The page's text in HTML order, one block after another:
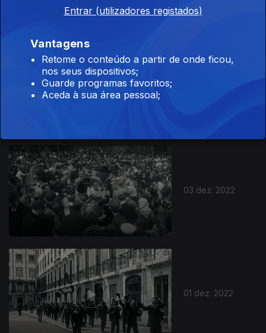
16 jan. 2023
03 dez. 2022
01 dez. 2022
Entrar (utilizadores registados)
Vantagens
Retome o conteúdo a partir de onde ficou,
nos seus dispositivos;
Guarde programas favoritos;
Aceda à sua área pessoal;